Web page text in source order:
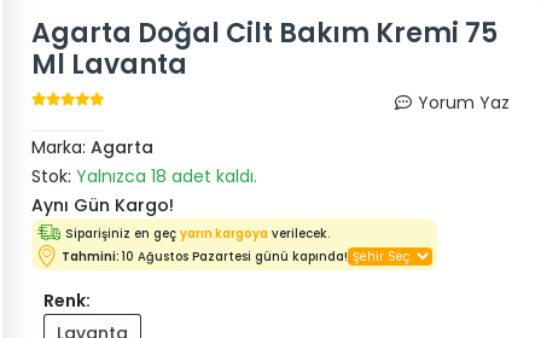
Agarta Doğal Cilt Bakım Kremi 75
Ml Lavanta
Yorum Yaz
Marka: Agarta
Stok: Yalnızca 18 adet kaldı.
Aynı Gün Kargo!
Siparişiniz en geç yarın kargoya verilecek.
Tahmini:10 Ağustos Pazartesi günü kapında!
Renk:
Lavanta